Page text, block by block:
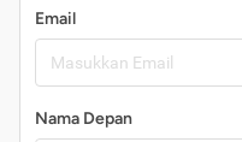
Email
Nama Depan